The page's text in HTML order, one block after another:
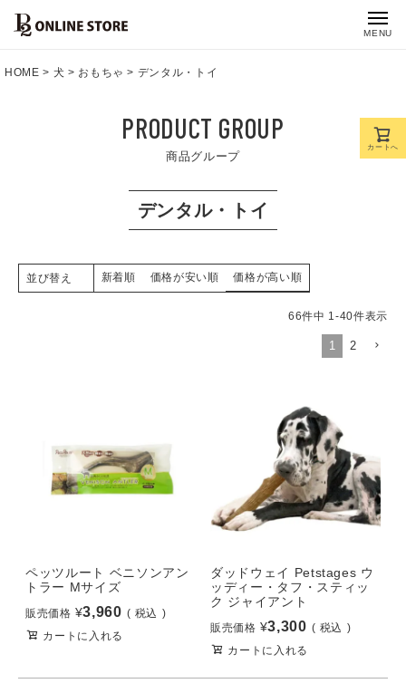
MENU
HOME 犬 おもちゃ デンタル・トイ
PRODUCT GROUP
商品グループ
デンタル・トイ
並び替え 新着順 価格が安い順 価格が高い順
66件中 1-40件表示
1 2
ペッツルート ベニソンアン
トラー Mサイズ
販売価格 ¥3,960
税込
カートに入れる
ダッドウェイ Petstages ウ
ッディー・タフ・スティッ
ク ジャイアント
販売価格 ¥3,300
税込
カートに入れる
カートへ